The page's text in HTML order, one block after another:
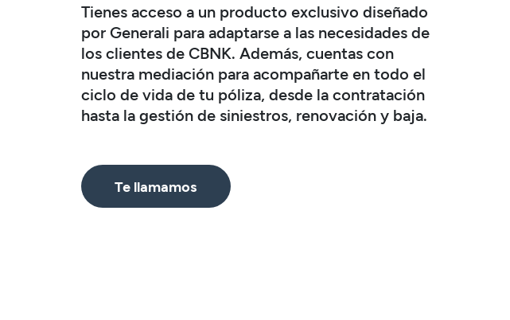
Tienes acceso a un producto exclusivo diseñado
por Generali para adaptarse a las necesidades de
los clientes de CBNK. Además, cuentas con
nuestra mediación para acompañarte en todo el
ciclo de vida de tu póliza, desde la contratación
hasta la gestión de siniestros, renovación y baja.
Te llamamos